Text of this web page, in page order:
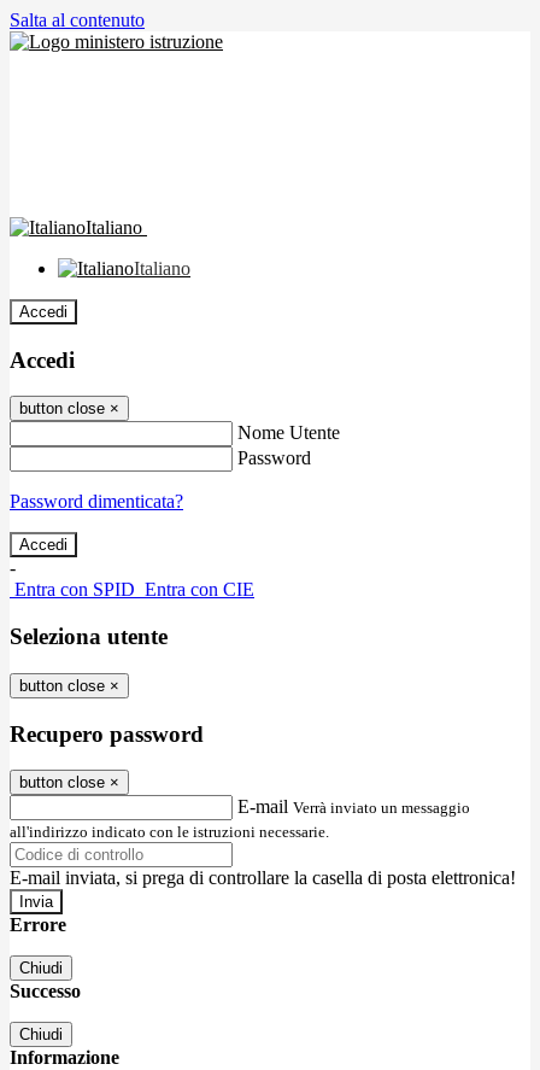
Salta al contenuto
Italiano
Italiano
Accedi
Accedi
button close ×
Nome Utente
Password
Password dimenticata?
-
Entra con SPID Entra con CIE
Seleziona utente
button close ×
Recupero password
button close ×
E-mail Verrà inviato un messaggio
all'indirizzo indicato con le istruzioni necessarie.
E-mail inviata, si prega di controllare la casella di posta elettronica!
Errore
Chiudi
Successo
Chiudi
Informazione